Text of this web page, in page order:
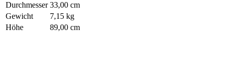
Durchmesser 33,00 cm
Gewicht
7,15 kg
Höhe
89,00 cm